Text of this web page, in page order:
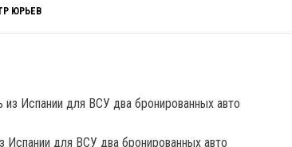
ЮРЬЕВ
Испании для ВСУ два бронированных авто